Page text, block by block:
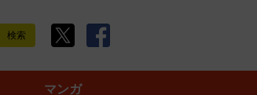
マンガ